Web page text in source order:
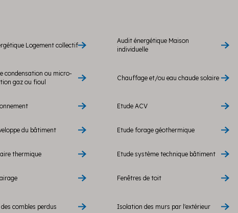
Logement collectif
Audit énergétique Maison
individuelle
condensation ou micro-
gaz ou fioul
Chauffage et/ou eau chaude solaire
Etude ACV
du bâtiment Etude forage géothermique
thermique Etude système technique bâtiment
Fenêtres de toit
combles perdus Isolation des murs par l'extérieur